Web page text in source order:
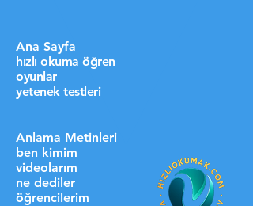
Ana Sayfa
hızlı okuma öğren
oyunlar
yetenek testleri
Anlama Metinleri
ben kimim
videolarım
ne dediler
öğrencilerim